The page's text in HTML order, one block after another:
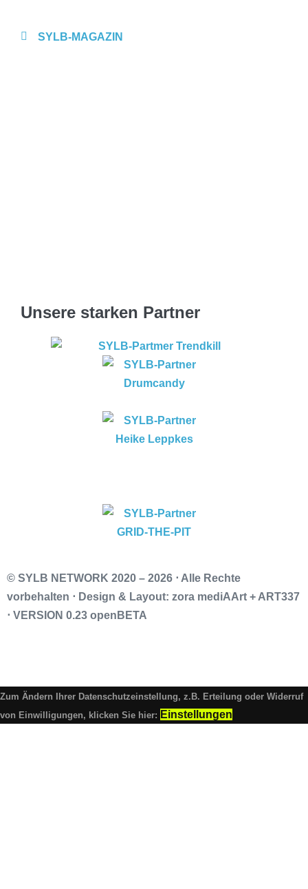
SYLB-MAGAZIN
Unsere starken Partner
© SYLB NETWORK 2020 – 2026 ⋅ Alle Rechte
vorbehalten ⋅ Design & Layout: zora mediAArt + ART337
⋅ VERSION 0.23 openBETA
Zum Ändern Ihrer Datenschutzeinstellung, z.B. Erteilung oder Widerruf
von Einwilligungen, klicken Sie hier: Einstellungen